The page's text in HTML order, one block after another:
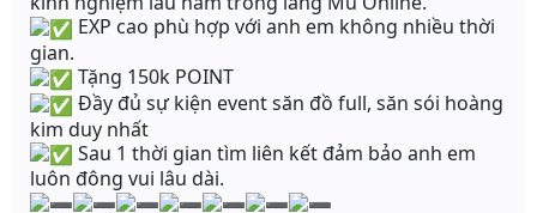
EXP cao phù hợp với anh em không nhiều thời
gian.
Tặng 150k POINT
Đầy đủ sự kiện event săn đồ full, săn sói hoàng
kim duy nhất
Sau 1 thời gian tìm liên kết đảm bảo anh em
luôn đông vui lâu dài.